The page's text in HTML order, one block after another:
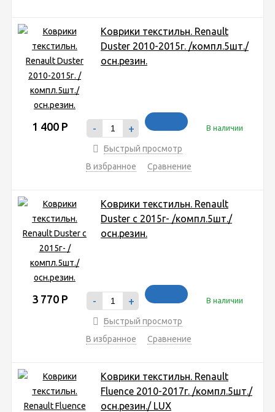
Коврики текстильн. Renault
Duster 2010-2015г. /компл.5шт./
осн.резин.
1 400 Р - + В наличии
Быстрый просмотр
В избранное
Сравнение
Коврики текстильн. Renault
Duster с 2015г- /компл.5шт./
осн.резин.
3 770 Р - + В наличии
Быстрый просмотр
В избранное
Сравнение
Коврики текстильн. Renault
Fluence 2010-2017г. /компл.5шт./
осн.резин./ LUX